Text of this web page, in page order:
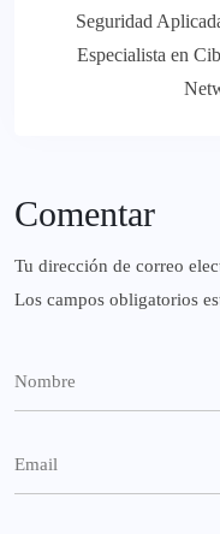
Seguridad
Especialista en
Comentar
Tu dirección de correo
Los campos obligatorios